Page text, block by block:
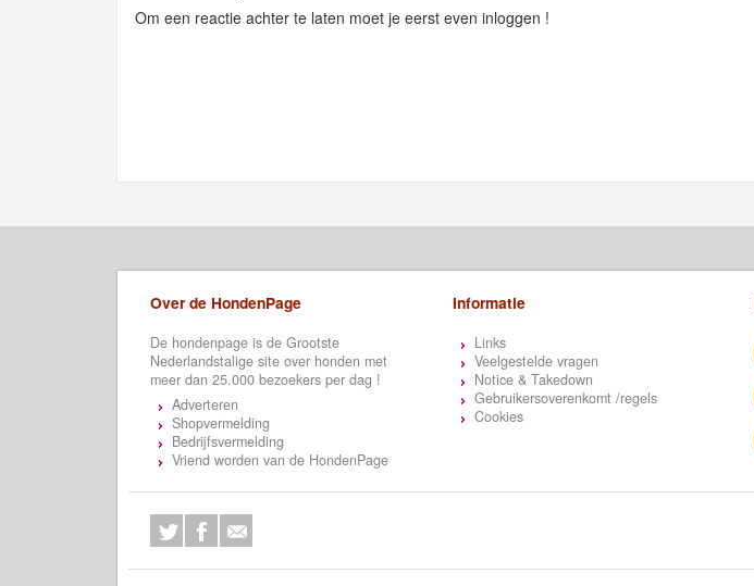
Om een reactie achter te laten moet je eerst even inloggen !
Over de HondenPage
De hondenpage is de Grootste
Nederlandstalige site over honden met
meer dan 25.000 bezoekers per dag !
Adverteren
Shopvermelding
Bedrijfsvermelding
Vriend worden van de HondenPage
Informatie
Links
Veelgestelde vragen
Notice & Takedown
Gebruikersoverenkomt /regels
Cookies